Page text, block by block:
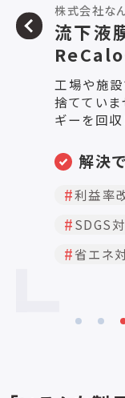
株式会社
ンス神奈川
NEZLEAD
で加熱設
ティングです。 調理釜や加熱設備
表面に施
適化し、
ネルギー効
通常約23
約22％の
な効果 ・
速加熱効
解決
経費削
SDGS
コスト